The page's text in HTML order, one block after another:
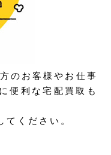
のお客様やお仕事
便利な宅配買取も
ください。